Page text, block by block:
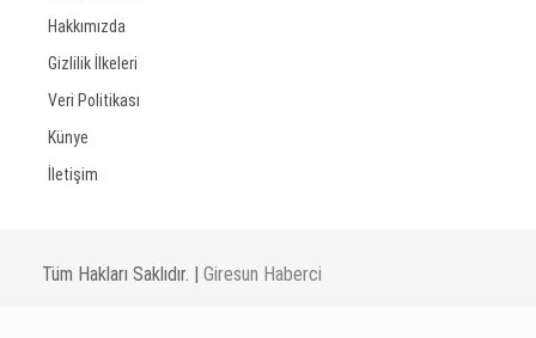
Hakkımızda
Gizlilik İlkeleri
Veri Politikası
Künye
İletişim
Tüm Hakları Saklıdır. | Giresun Haberci